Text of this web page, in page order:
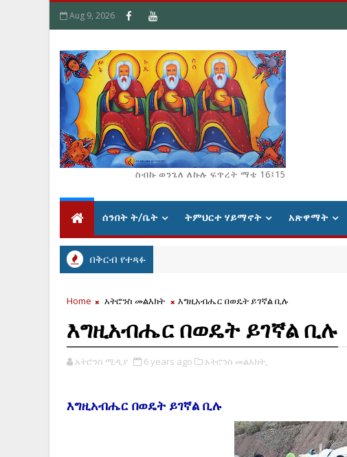
Aug 9, 2026
ስብኩ ወንጌለ ለኩሉ ፍጥረት ማቴ 16፤15
ሰንበት ት/ቤት ትምህርተ ሃይማኖት አጽዋማት
በቅርብ የተጻፉ
Home አትሮንስ መልእክት እግዚአብሔር በወዴት ይገኛል ቢሉ
እግዚአብሔር በወዴት ይገኛል ቢሉ
አትሮንስ ሚዲያ 6 years ago አትሮንስ መልእክት,
እግዚአብሔር በወዴት ይገኛል ቢሉ